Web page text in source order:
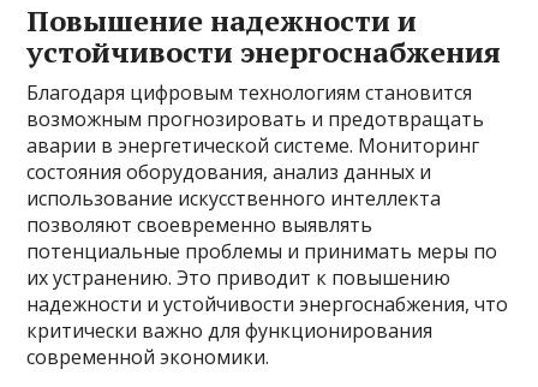
Повышение надежности и
устойчивости энергоснабжения
Благодаря цифровым технологиям становится
возможным прогнозировать и предотвращать
аварии в энергетической системе. Мониторинг
состояния оборудования, анализ данных и
использование искусственного интеллекта
позволяют своевременно выявлять
потенциальные проблемы и принимать меры по
их устранению. Это приводит к повышению
надежности и устойчивости энергоснабжения, что
критически важно для функционирования
современной экономики.